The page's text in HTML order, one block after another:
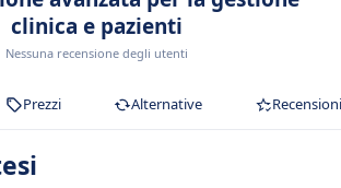
clinica e pazienti
Nessuna recensione degli utenti
Prezzi Alternative Recensioni